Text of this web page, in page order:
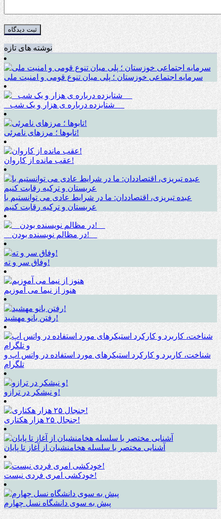
نوشته های تازه
سرمایه اجتماعی خوزستان ؛ پلی میان تنوع قومی و امنیت ملی
تابوها ؛ مرزهای نامرئی!
عقب مانده از کاروان!
عبده تبریزی، اقتصاددان: ما در شرایط عادی می توانستیم با
عربستان و ترکیه رقابت کنیم
__در مظالم نویسنده بودن!__
وفاق سر و ته!
هنوز از نیما می آموزیم
رفتن بانو مهشید!
شناخت، کاربرد و کارکرد استیکرهای مورد استفاده در واتس اپ و
تلگرام
و نیشکر در ترازو!
جنجال ۲۵ هزار هکتاری!
آشنایی مختصر با سلسله هخامنشیان از آغاز تا پایان
خودکشی امری فردی نیست!
پیش به سوی دانشگاه نسل چهارم